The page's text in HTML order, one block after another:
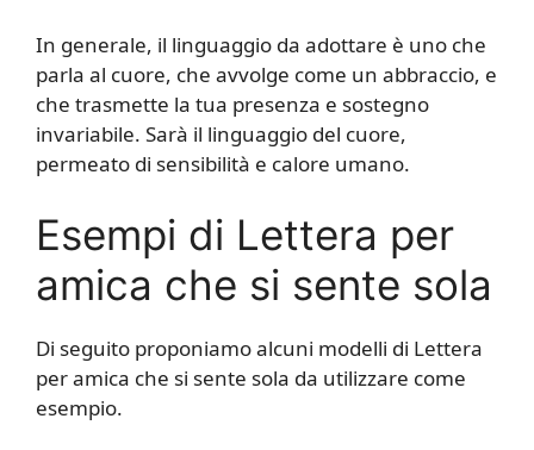
In generale, il linguaggio da adottare è uno che
parla al cuore, che avvolge come un abbraccio, e
che trasmette la tua presenza e sostegno
invariabile. Sarà il linguaggio del cuore,
permeato di sensibilità e calore umano.
Esempi di Lettera per
amica che si sente sola
Di seguito proponiamo alcuni modelli di Lettera
per amica che si sente sola da utilizzare come
esempio.